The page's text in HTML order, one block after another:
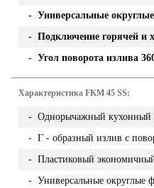
- Универсальные
- Подключение горячей и
- Угол поворота излива
Характеристика FKM 45 SS:
- Однорычажный кухонный
- Г - образный излив с
- Пластиковый
- Универсальные округлые